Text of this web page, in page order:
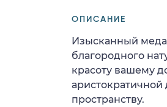
ОПИСАНИЕ
Изысканный
благородного
красоту вашему
аристократичной
пространству.